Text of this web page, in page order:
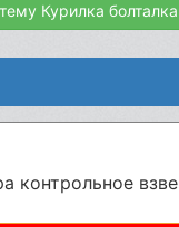
Курилка болталка
контрольное